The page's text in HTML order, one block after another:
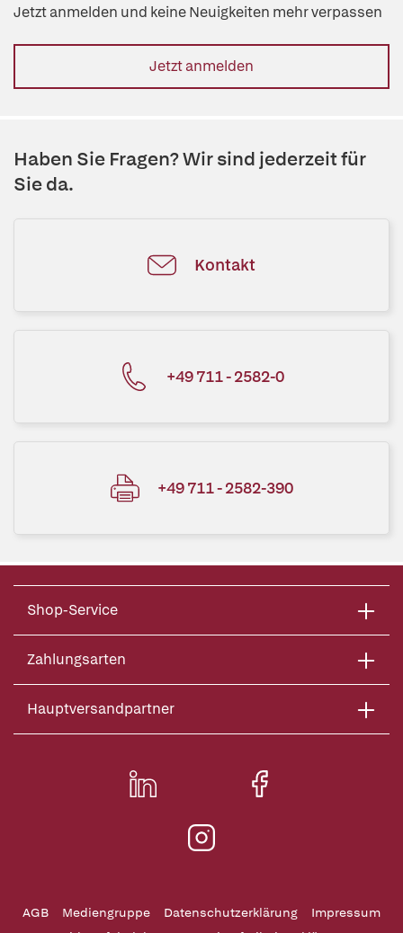
Jetzt anmelden und keine Neuigkeiten mehr verpassen
Jetzt anmelden
Haben Sie Fragen? Wir sind jederzeit für
Sie da.
Kontakt
+49 711 - 2582-0
+49 711 - 2582-390
Shop-Service
Zahlungsarten
Hauptversandpartner
AGB Mediengruppe Datenschutzerklärung
Impressum